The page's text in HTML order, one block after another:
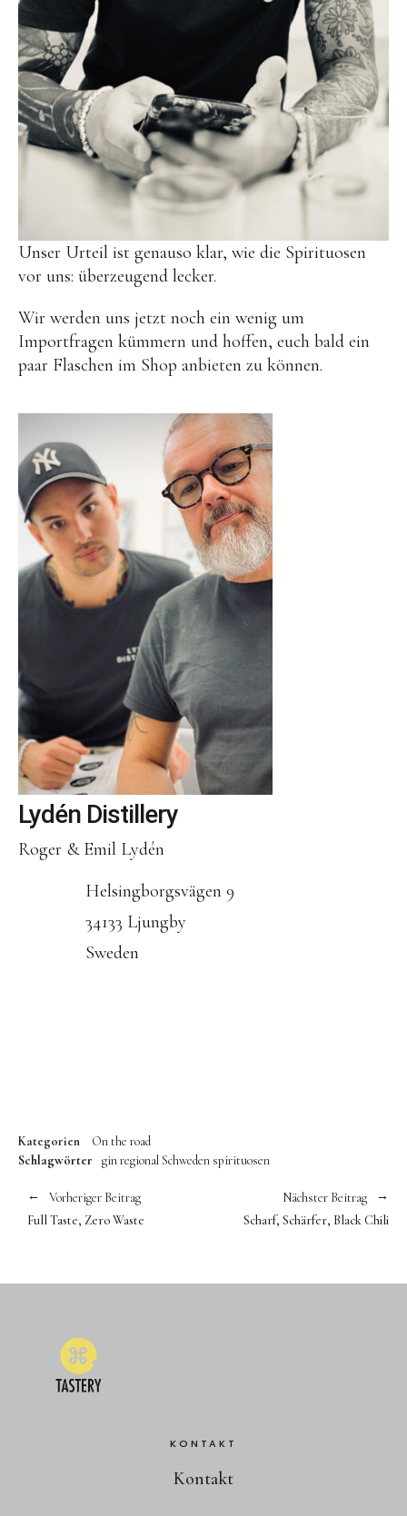
Unser Urteil ist genauso klar, wie die Spirituosen
vor uns: überzeugend lecker.
Wir werden uns jetzt noch ein wenig um
Importfragen kümmern und hoffen, euch bald ein
paar Flaschen im Shop anbieten zu können.
Lydén Distillery
Roger & Emil Lydén
Helsingborgsvägen 9
34133 Ljungby
Sweden
Kategorien
On the road
Schlagwörter
ginregionalSchweden spirituosen
Vorheriger Beitrag
Full Taste, Zero Waste
Nächster Beitrag
Scharf, Schärfer, Black Chili
KONTAKT
Kontakt